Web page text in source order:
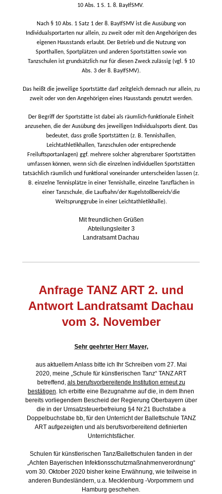
10 Abs. 1 S. 1. 8. BayIfSMV.
Nach § 10 Abs. 1 Satz 1 der 8. BayIfSMV ist die Ausübung von
Individualsportarten nur allein, zu zweit oder mit den Angehörigen des
eigenen Hausstands erlaubt. Der Betrieb und die Nutzung von
Sporthallen, Sportplätzen und anderen Sportstätten sowie von
Tanzschulen ist grundsätzlich nur für diesen Zweck zulässig (vgl. § 10
Abs. 3 der 8. BayIfSMV).
Das heißt die jeweilige Sportstätte darf zeitgleich demnach nur allein, zu
zweit oder von den Angehörigen eines Hausstands genutzt werden.
Der Begriff der Sportstätte ist dabei als räumlich-funktionale Einheit
anzusehen, die der Ausübung des jeweiligen Individualsports dient. Das
bedeutet, dass große Sportstätten (z. B. Tennishallen,
Leichtathletikhallen, Tanzschulen oder entsprechende
Freiluftsportanlagen) ggf. mehrere solcher abgrenzbarer Sportstätten
umfassen können, wenn sich die einzelnen individuellen Sportstätten
tatsächlich räumlich und funktional voneinander unterscheiden lassen (z.
B. einzelne Tennisplätze in einer Tennishalle, einzelne Tanzflächen in
einer Tanzschule, die Laufbahn/der Kugelstoßbereich/die
Weitsprunggrube in einer Leichtathletikhalle).
Mit freundlichen Grüßen
Abteilungsleiter 3
Landratsamt Dachau
Anfrage TANZ ART 2. und
Antwort Landratsamt Dachau
vom 3. November
Sehr geehrter Herr Mayer,
aus aktuellem Anlass bitte ich Ihr Schreiben vom 27. Mai
2020, meine „Schule für künstlerischen Tanz“ TANZ ART
betreffend, als berufsvorbereitende Institution erneut zu
bestätigen. Ich erbitte eine Bezugnahme auf die, in dem Ihnen
bereits vorliegendem Bescheid der Regierung Oberbayern über
die in der Umsatzsteuerbefreiung §4 Nr.21 Buchstabe a
Doppelbuchstabe bb, für den Unterricht der Ballettschule TANZ
ART aufgezeigten und als berufsvorbereitend definierten
Unterrichtsfächer.
Schulen für künstlerischen Tanz/Ballettschulen fanden in der
„Achten Bayerischen Infektionsschutzmaßnahmenverordnung“
vom 30. Oktober 2020 bisher keine Erwähnung, wie teilweise in
anderen Bundesländern, u.a. Mecklenburg -Vorpommern und
Hamburg geschehen.